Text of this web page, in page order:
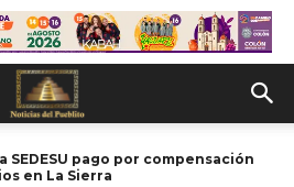
SEDESU pago por compensación
en La Sierra